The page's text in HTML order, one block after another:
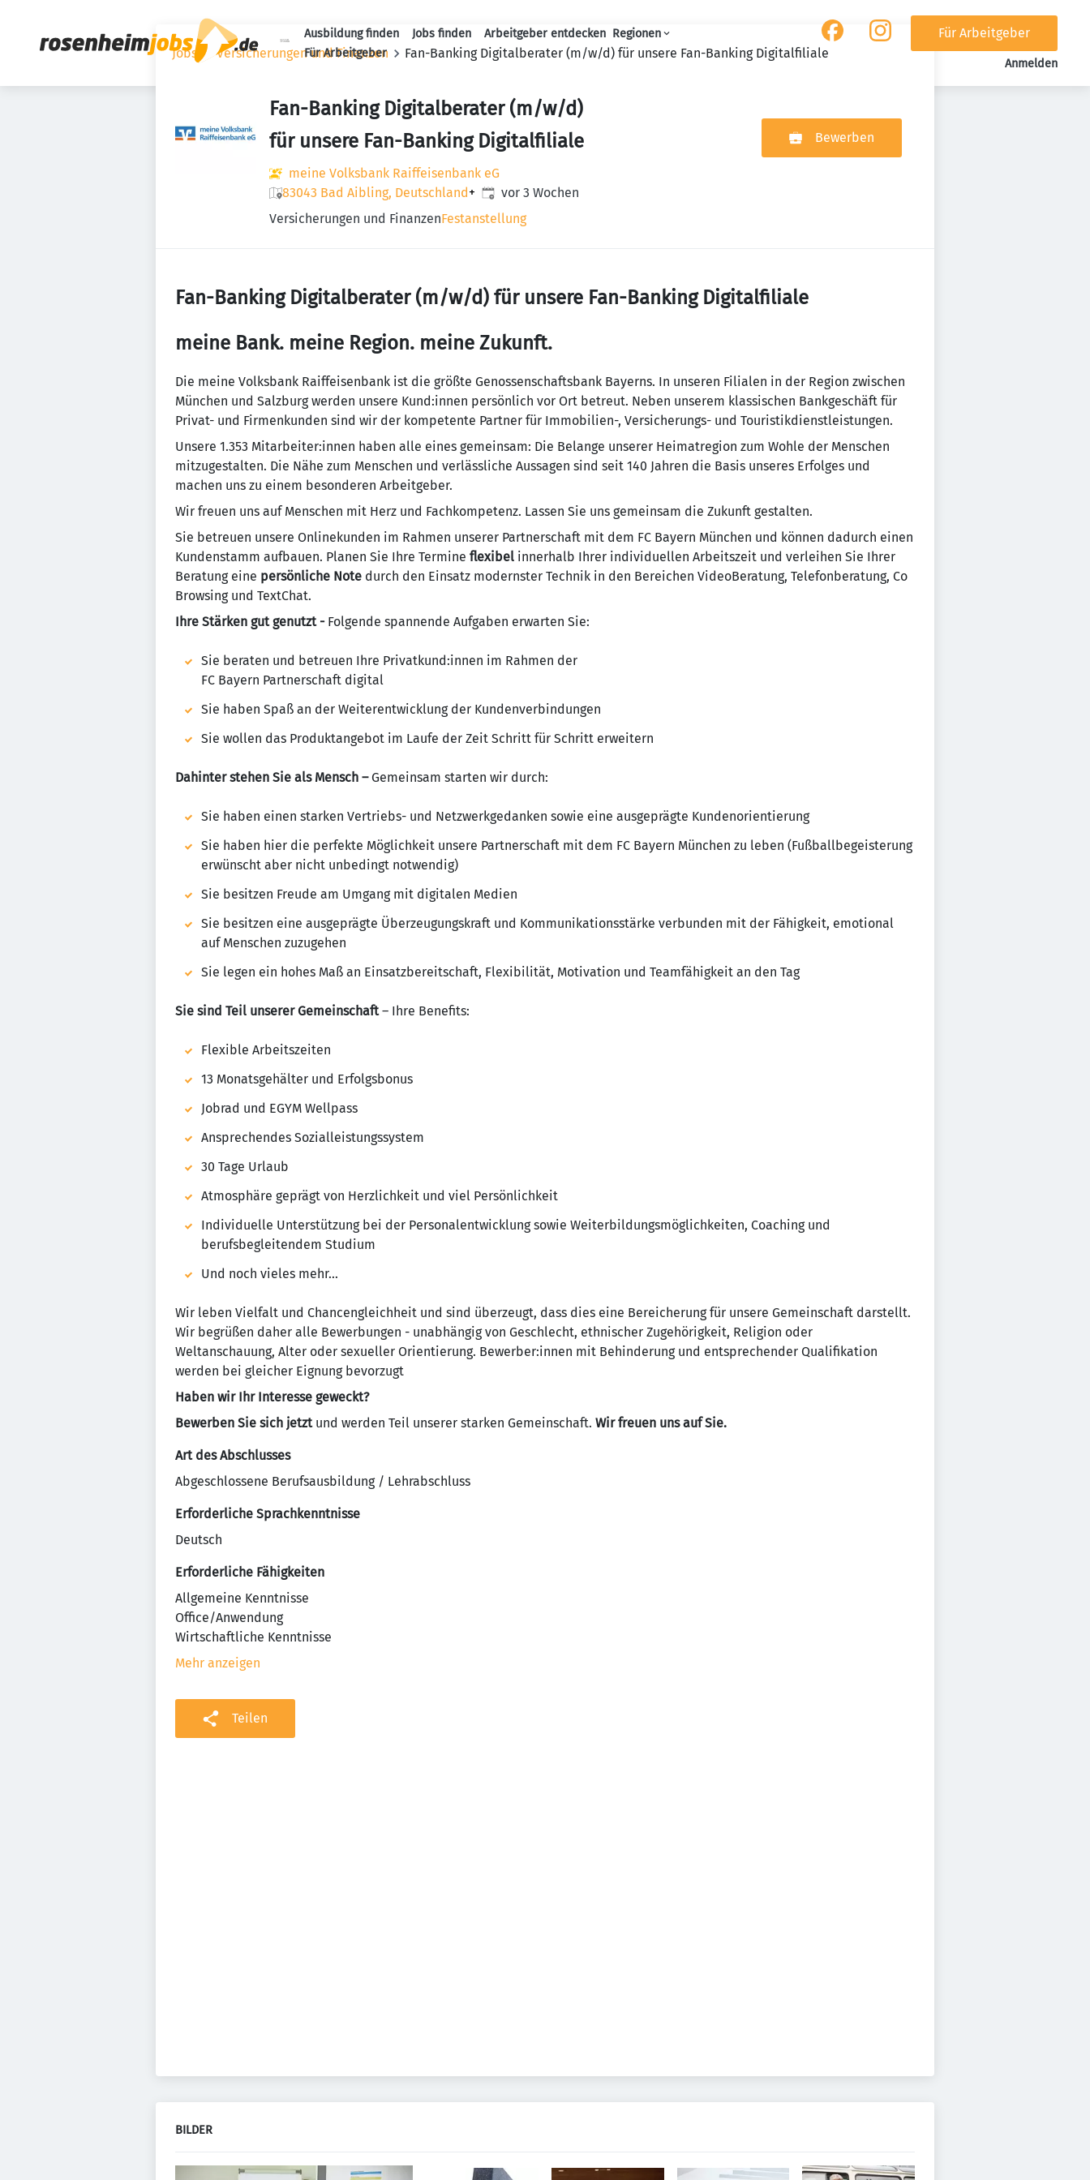
Haupt-Navigation
Ausbildung finden Jobs finden Arbeitgeber entdecken Regionen
Für Arbeitgeber
Für Arbeitgeber
Anmelden
Jobs Versicherungen und Finanzen Fan-Banking Digitalberater (m/w/d) für unsere Fan-Banking Digitalfiliale
Fan-Banking Digitalberater (m/w/d)
für unsere Fan-Banking Digitalfiliale
meine Volksbank Raiffeisenbank eG
83043 Bad Aibling, Deutschland+ Veröffentlicht:
vor 3 Wochen
Versicherungen und FinanzenFestanstellung
Bewerben
Fan-Banking Digitalberater (m/w/d) für unsere Fan-Banking Digitalfiliale
meine Bank. meine Region. meine Zukunft.
Die meine Volksbank Raiffeisenbank ist die größte Genossenschaftsbank Bayerns. In unseren Filialen in der Region zwischen
München und Salzburg werden unsere Kund:innen persönlich vor Ort betreut. Neben unserem klassischen Bankgeschäft für
Privat- und Firmenkunden sind wir der kompetente Partner für Immobilien-, Versicherungs- und Touristikdienstleistungen.
Unsere 1.353 Mitarbeiter:innen haben alle eines gemeinsam: Die Belange unserer Heimatregion zum Wohle der Menschen
mitzugestalten. Die Nähe zum Menschen und verlässliche Aussagen sind seit 140 Jahren die Basis unseres Erfolges und
machen uns zu einem besonderen Arbeitgeber.
Wir freuen uns auf Menschen mit Herz und Fachkompetenz. Lassen Sie uns gemeinsam die Zukunft gestalten.
Sie betreuen unsere Onlinekunden im Rahmen unserer Partnerschaft mit dem FC Bayern München und können dadurch einen
Kundenstamm aufbauen. Planen Sie Ihre Termine flexibel innerhalb Ihrer individuellen Arbeitszeit und verleihen Sie Ihrer
Beratung eine persönliche Note durch den Einsatz modernster Technik in den Bereichen VideoBeratung, Telefonberatung, Co
Browsing und TextChat.
Ihre Stärken gut genutzt -Folgende spannende Aufgaben erwarten Sie:
Sie beraten und betreuen Ihre Privatkund:innen im Rahmen der
FC Bayern Partnerschaft digital
Sie haben Spaß an der Weiterentwicklung der Kundenverbindungen
Sie wollen das Produktangebot im Laufe der Zeit Schritt für Schritt erweitern
Dahinter stehen Sie als Mensch –Gemeinsam starten wir durch:
Sie haben einen starken Vertriebs- und Netzwerkgedanken sowie eine ausgeprägte Kundenorientierung
Sie haben hier die perfekte Möglichkeit unsere Partnerschaft mit dem FC Bayern München zu leben (Fußballbegeisterung
erwünscht aber nicht unbedingt notwendig)
Sie besitzen Freude am Umgang mit digitalen Medien
Sie besitzen eine ausgeprägte Überzeugungskraft und Kommunikationsstärke verbunden mit der Fähigkeit, emotional
auf Menschen zuzugehen
Sie legen ein hohes Maß an Einsatzbereitschaft, Flexibilität, Motivation und Teamfähigkeit an den Tag
Sie sind Teil unserer Gemeinschaft– Ihre Benefits:
Flexible Arbeitszeiten
13 Monatsgehälter und Erfolgsbonus
Jobrad und EGYM Wellpass
Ansprechendes Sozialleistungssystem
30 Tage Urlaub
Atmosphäre geprägt von Herzlichkeit und viel Persönlichkeit
Individuelle Unterstützung bei der Personalentwicklung sowie Weiterbildungsmöglichkeiten, Coaching und
berufsbegleitendem Studium
Und noch vieles mehr...
Wir leben Vielfalt und Chancengleichheit und sind überzeugt, dass dies eine Bereicherung für unsere Gemeinschaft darstellt.
Wir begrüßen daher alle Bewerbungen - unabhängig von Geschlecht, ethnischer Zugehörigkeit, Religion oder
Weltanschauung, Alter oder sexueller Orientierung. Bewerber:innen mit Behinderung und entsprechender Qualifikation
werden bei gleicher Eignung bevorzugt
Haben wir Ihr Interesse geweckt?
Bewerben Sie sich jetztund werden Teil unserer starken Gemeinschaft. Wir freuen uns auf Sie.
Art des Abschlusses
Abgeschlossene Berufsausbildung / Lehrabschluss
Erforderliche Sprachkenntnisse
Deutsch
Erforderliche Fähigkeiten
Allgemeine Kenntnisse
Office/Anwendung
Wirtschaftliche Kenntnisse
Mehr anzeigen
Teilen
BILDER